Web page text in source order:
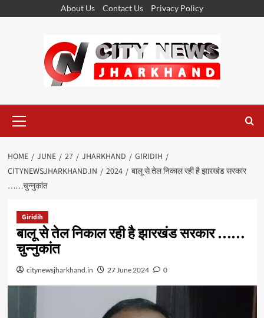
About Us Contact Us Privacy Policy
Menu
HOME JUNE 27 JHARKHAND
GIRIDIH
CITYNEWSJHARKHAND.IN
2024
बालू से तेल निकाल रही है झारखंड सरकार
……चुन्नुकांत
Giridih
बालू से तेल निकाल रही है झारखंड सरकार ……
चुन्नुकांत
citynewsjharkhand.in 27 June 2024 0